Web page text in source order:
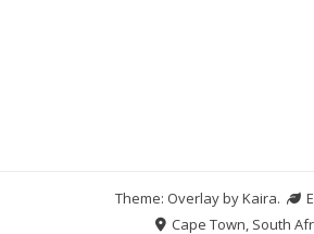
Theme: Overlay byKaira.
Cape Town, South